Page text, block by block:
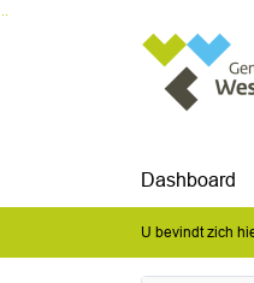
Dashboard
U bevindt zich